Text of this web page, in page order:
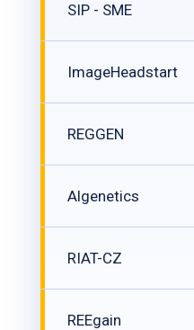
SIP - SME
ImageHeadstart
REGGEN
Algenetics
RIAT-CZ
REEgain